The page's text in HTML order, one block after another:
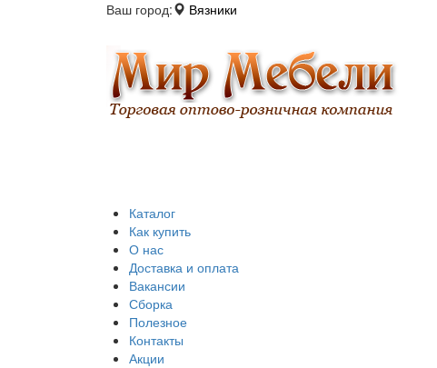
Ваш город: Вязники
Каталог
Как купить
О нас
Доставка и оплата
Вакансии
Сборка
Полезное
Контакты
Акции